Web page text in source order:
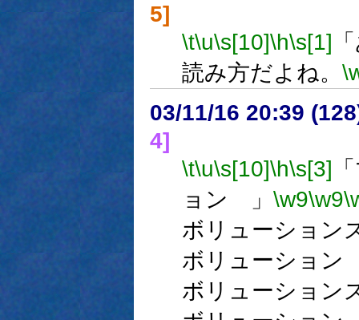
5]
\t\u\s[10]\h\s[1]
読み方だよね。
03/11/16 20:39
4]
\t\u\s[10]\h\s[3]
ョン 」 \w9\w9
ボリューション
ボリューショ
ボリューション